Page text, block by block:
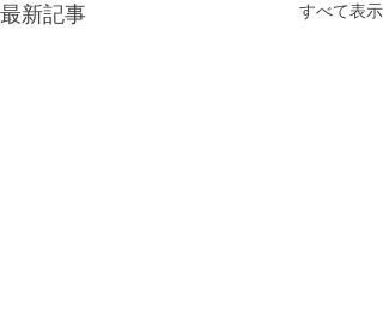
最新記事 すべて表示